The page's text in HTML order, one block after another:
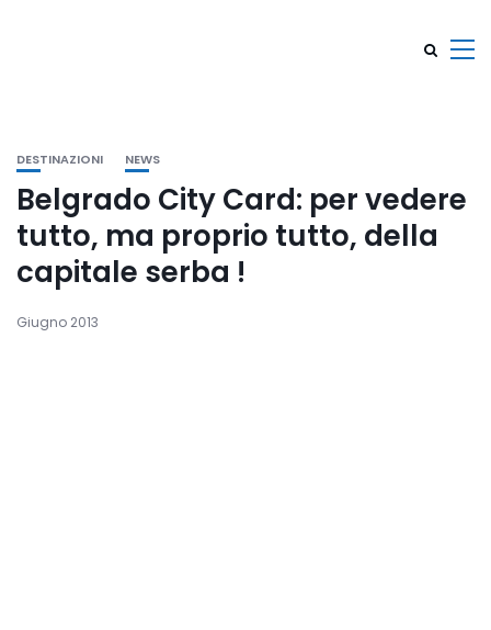
DESTINAZIONI NEWS
Belgrado City Card: per vedere
tutto, ma proprio tutto, della
capitale serba !
Giugno 2013